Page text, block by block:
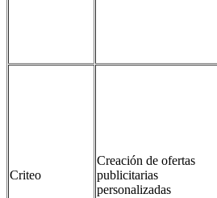
Criteo
Creación de ofertas
publicitarias
personalizadas